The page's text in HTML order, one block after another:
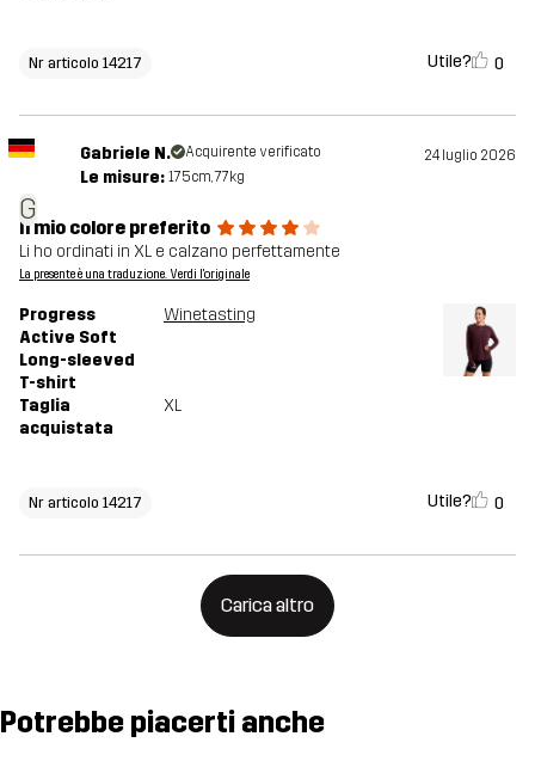
Nr articolo 14217 Utile? 0
G
Gabriele N. Acquirente verificato 24 luglio 2026
Le misure: 175cm, 77kg
Il mio colore preferito
Li ho ordinati in XL e calzano perfettamente
La presente è una traduzione. Verdi l'originale
Progress
Active Soft
Long-sleeved
T-shirt
Winetasting
Taglia
acquistata
XL
Nr articolo 14217 Utile? 0
Carica altro
Potrebbe piacerti anche